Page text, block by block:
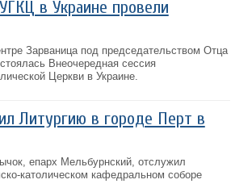
в Украине провели
Зарваница под председательством Отца
Внеочередная сессия
Церкви в Украине.
Литургию в городе Перт в
епарх Мельбурнский, отслужил
католическом кафедральном соборе